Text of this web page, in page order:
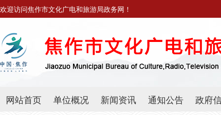
欢迎访问焦作市文化广电和旅游局政务网！
网站首页 单位概况 新闻资讯 通知公告
政府